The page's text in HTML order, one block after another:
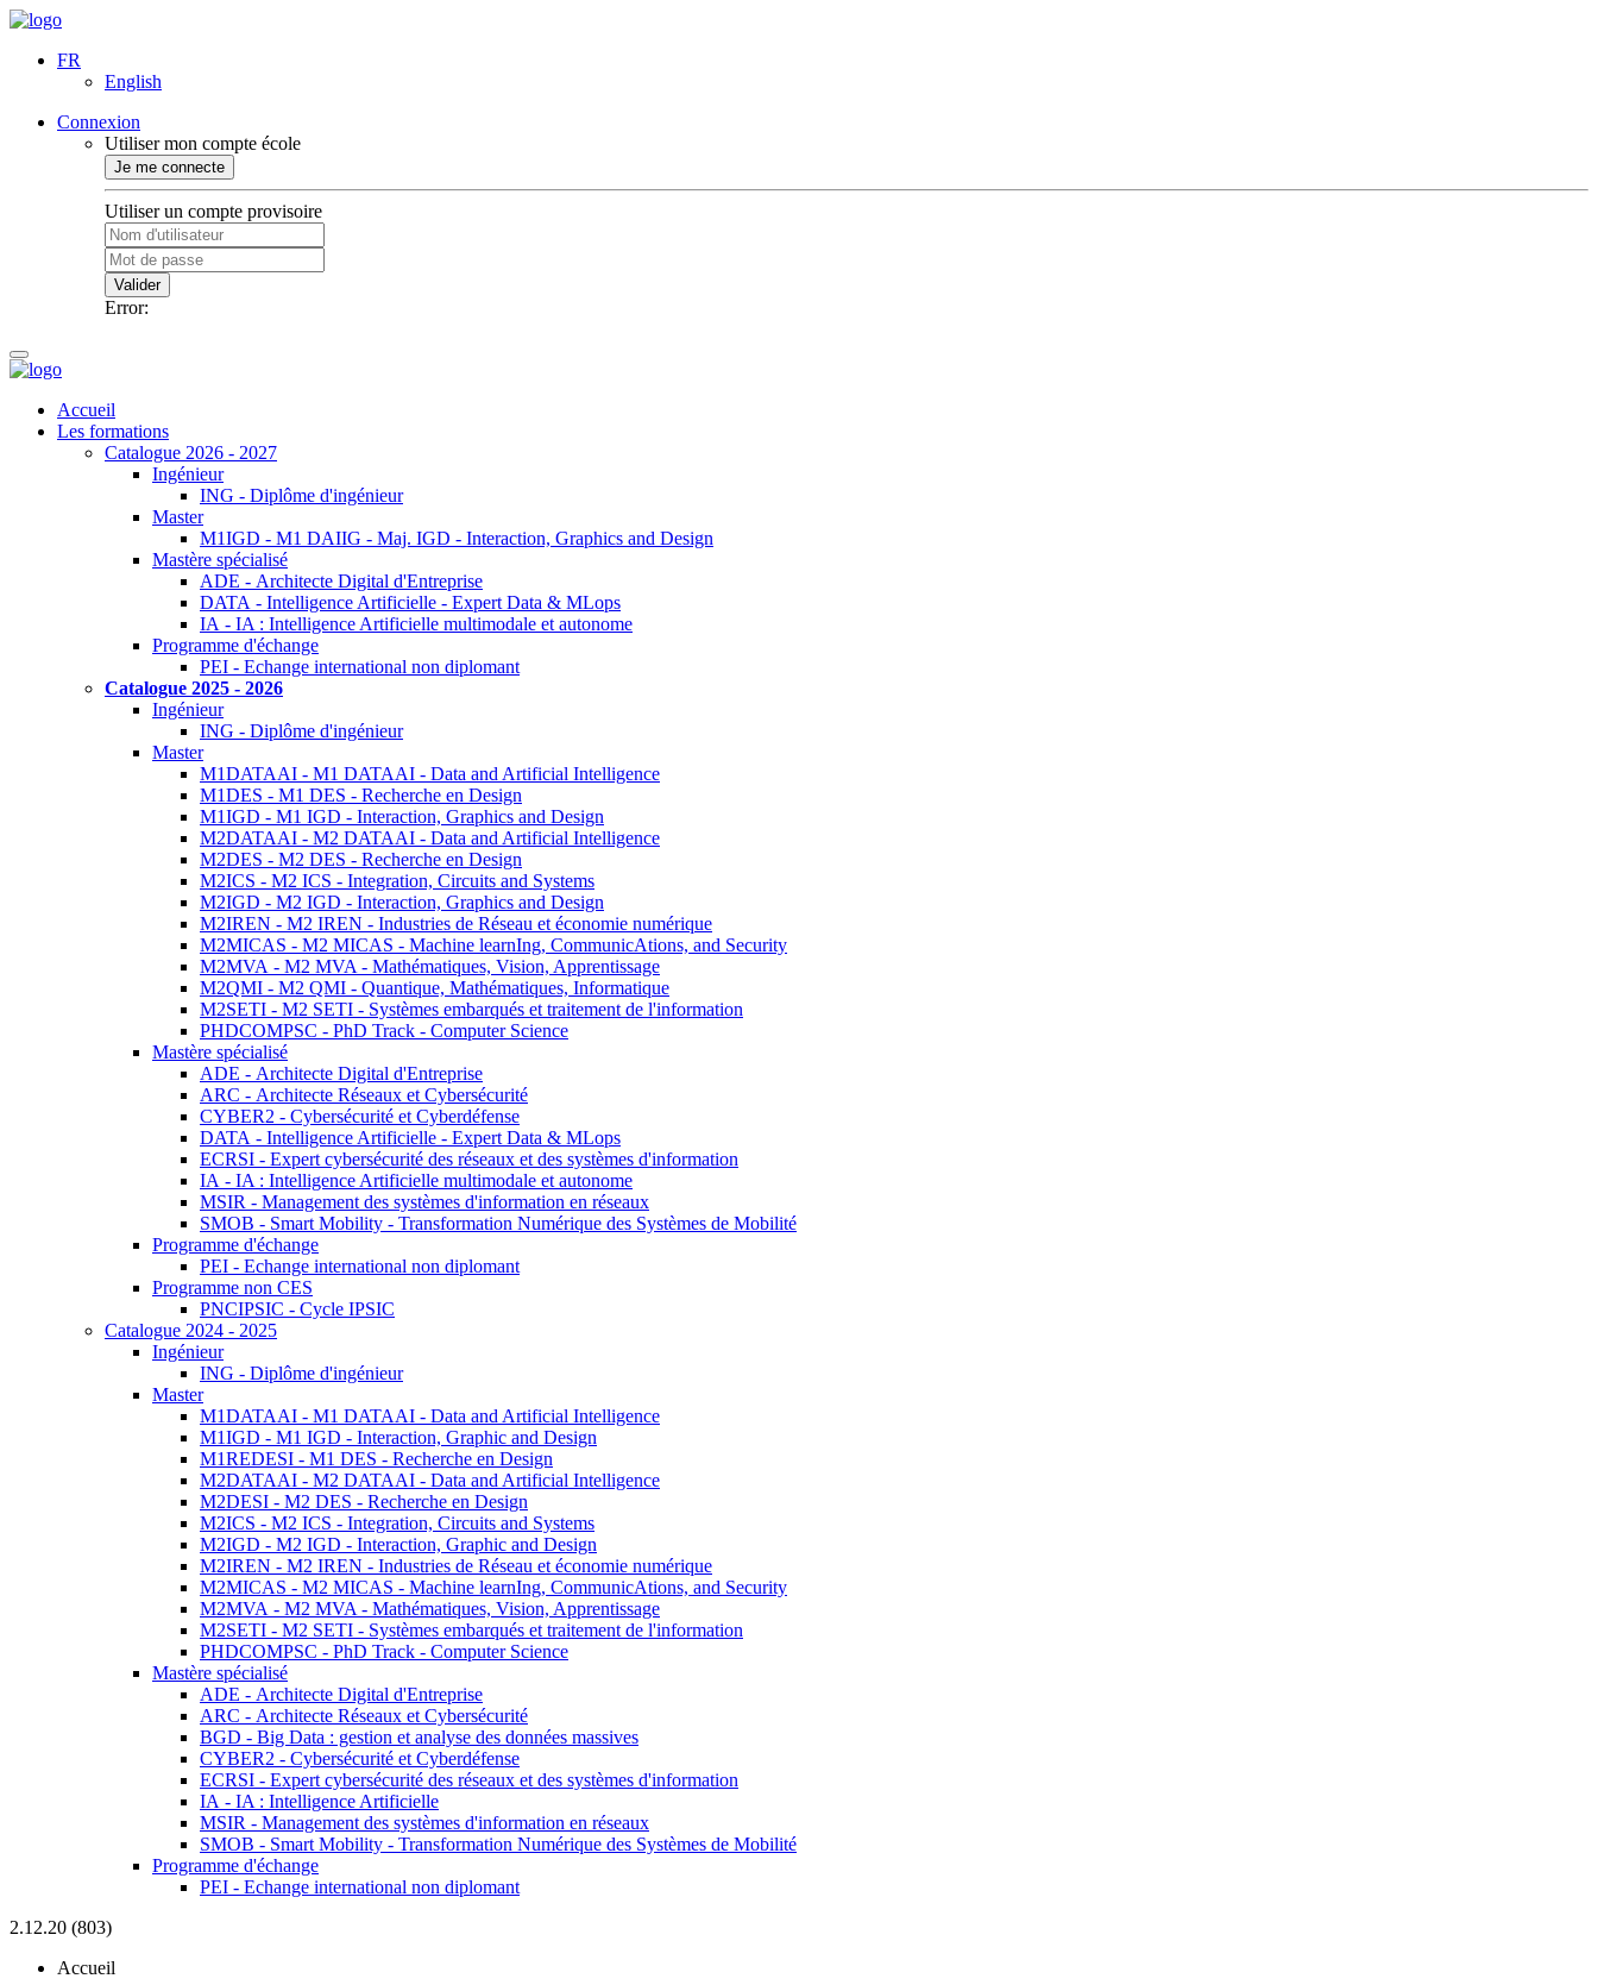
FR
English
Connexion
Utiliser mon compte école
Je me connecte
Utiliser un compte provisoire
Valider
Error:
Accueil
Les formations
Catalogue 2026 - 2027
Ingénieur
ING - Diplôme d'ingénieur
Master
M1IGD - M1 DAIIG - Maj. IGD - Interaction, Graphics and Design
Mastère spécialisé
ADE - Architecte Digital d'Entreprise
DATA - Intelligence Artificielle - Expert Data & MLops
IA - IA : Intelligence Artificielle multimodale et autonome
Programme d'échange
PEI - Echange international non diplomant
Catalogue 2025 - 2026
Ingénieur
ING - Diplôme d'ingénieur
Master
M1DATAAI - M1 DATAAI - Data and Artificial Intelligence
M1DES - M1 DES - Recherche en Design
M1IGD - M1 IGD - Interaction, Graphics and Design
M2DATAAI - M2 DATAAI - Data and Artificial Intelligence
M2DES - M2 DES - Recherche en Design
M2ICS - M2 ICS - Integration, Circuits and Systems
M2IGD - M2 IGD - Interaction, Graphics and Design
M2IREN - M2 IREN - Industries de Réseau et économie numérique
M2MICAS - M2 MICAS - Machine learnIng, CommunicAtions, and Security
M2MVA - M2 MVA - Mathématiques, Vision, Apprentissage
M2QMI - M2 QMI - Quantique, Mathématiques, Informatique
M2SETI - M2 SETI - Systèmes embarqués et traitement de l'information
PHDCOMPSC - PhD Track - Computer Science
Mastère spécialisé
ADE - Architecte Digital d'Entreprise
ARC - Architecte Réseaux et Cybersécurité
CYBER2 - Cybersécurité et Cyberdéfense
DATA - Intelligence Artificielle - Expert Data & MLops
ECRSI - Expert cybersécurité des réseaux et des systèmes d'information
IA - IA : Intelligence Artificielle multimodale et autonome
MSIR - Management des systèmes d'information en réseaux
SMOB - Smart Mobility - Transformation Numérique des Systèmes de Mobilité
Programme d'échange
PEI - Echange international non diplomant
Programme non CES
PNCIPSIC - Cycle IPSIC
Catalogue 2024 - 2025
Ingénieur
ING - Diplôme d'ingénieur
Master
M1DATAAI - M1 DATAAI - Data and Artificial Intelligence
M1IGD - M1 IGD - Interaction, Graphic and Design
M1REDESI - M1 DES - Recherche en Design
M2DATAAI - M2 DATAAI - Data and Artificial Intelligence
M2DESI - M2 DES - Recherche en Design
M2ICS - M2 ICS - Integration, Circuits and Systems
M2IGD - M2 IGD - Interaction, Graphic and Design
M2IREN - M2 IREN - Industries de Réseau et économie numérique
M2MICAS - M2 MICAS - Machine learnIng, CommunicAtions, and Security
M2MVA - M2 MVA - Mathématiques, Vision, Apprentissage
M2SETI - M2 SETI - Systèmes embarqués et traitement de l'information
PHDCOMPSC - PhD Track - Computer Science
Mastère spécialisé
ADE - Architecte Digital d'Entreprise
ARC - Architecte Réseaux et Cybersécurité
BGD - Big Data : gestion et analyse des données massives
CYBER2 - Cybersécurité et Cyberdéfense
ECRSI - Expert cybersécurité des réseaux et des systèmes d'information
IA - IA : Intelligence Artificielle
MSIR - Management des systèmes d'information en réseaux
SMOB - Smart Mobility - Transformation Numérique des Systèmes de Mobilité
Programme d'échange
PEI - Echange international non diplomant
2.12.20 (803)
Accueil